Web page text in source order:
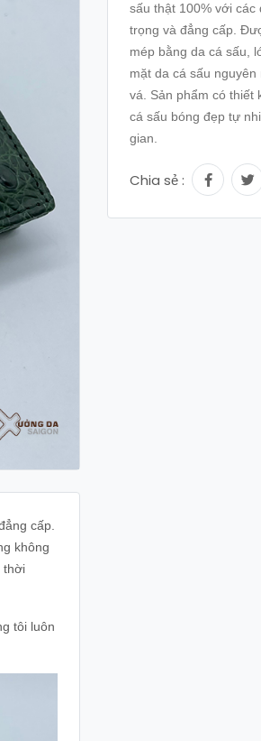
cấp.
không
thời
tôi luôn
sấu thật 100% với
trọng và đẳng cấp.
mép bằng da cá sấu,
mặt da cá sấu
vá. Sản phẩm có thiết
cá sấu bóng đẹp tự
gian.
Chia sẻ :